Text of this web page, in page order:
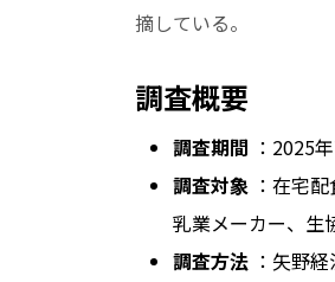
摘している。
調査概要
調査期間 ：2025
調査対象 ：在宅
乳業メーカー、生
調査方法 ：矢野